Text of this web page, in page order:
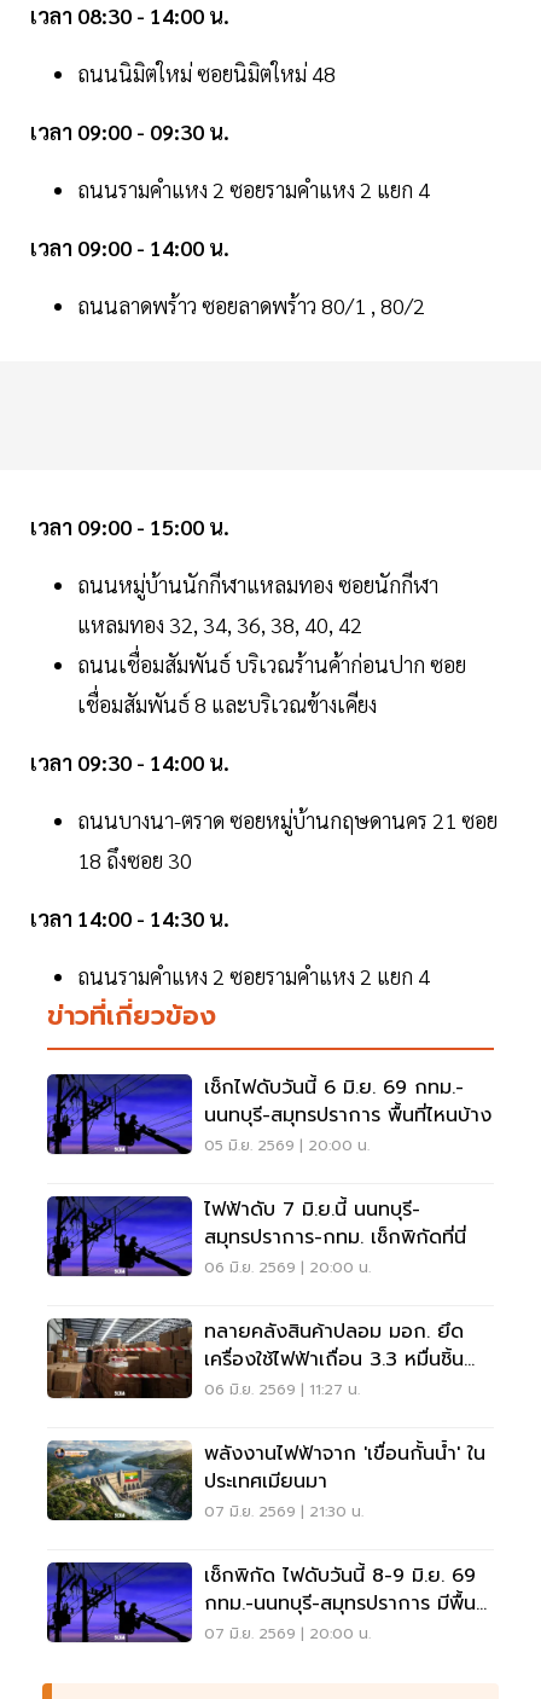
เวลา 08:30 - 14:00 น.
ถนนนิมิตใหม่ ซอยนิมิตใหม่ 48
เวลา 09:00 - 09:30 น.
ถนนรามคำแหง 2 ซอยรามคำแหง 2 แยก 4
เวลา 09:00 - 14:00 น.
ถนนลาดพร้าว ซอยลาดพร้าว 80/1 , 80/2
เวลา 09:00 - 15:00 น.
ถนนหมู่บ้านนักกีฬาแหลมทอง ซอยนักกีฬา
แหลมทอง 32, 34, 36, 38, 40, 42
ถนนเชื่อมสัมพันธ์ บริเวณร้านค้าก่อนปาก ซอย
เชื่อมสัมพันธ์ 8 และบริเวณข้างเคียง
เวลา 09:30 - 14:00 น.
ถนนบางนา-ตราด ซอยหมู่บ้านกฤษดานคร 21 ซอย
18 ถึงซอย 30
เวลา 14:00 - 14:30 น.
ถนนรามคำแหง 2 ซอยรามคำแหง 2 แยก 4
ข่าวที่เกี่ยวข้อง
เช็กไฟดับวันนี้ 6 มิ.ย. 69 กทม.-
นนทบุรี-สมุทรปราการ พื้นที่ไหนบ้าง
05 มิ.ย. 2569 | 20:00 น.
ไฟฟ้าดับ 7 มิ.ย.นี้ นนทบุรี-
สมุทรปราการ-กทม. เช็กพิกัดที่นี่
06 มิ.ย. 2569 | 20:00 น.
ทลายคลังสินค้าปลอม มอก. ยึด
เครื่องใช้ไฟฟ้าเถื่อน 3.3 หมื่นชิ้น
มูลค่า 4.68 ล้าน
06 มิ.ย. 2569 | 11:27 น.
พลังงานไฟฟ้าจาก 'เขื่อนกั้นน้ำ' ใน
ประเทศเมียนมา
07 มิ.ย. 2569 | 21:30 น.
เช็กพิกัด ไฟดับวันนี้ 8-9 มิ.ย. 69
กทม.-นนทบุรี-สมุทรปราการ มีพื้นที่
ไหนบ้าง
07 มิ.ย. 2569 | 20:00 น.